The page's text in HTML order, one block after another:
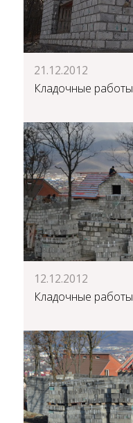
21.12.2012
Кладочные работы
12.12.2012
Кладочные работы